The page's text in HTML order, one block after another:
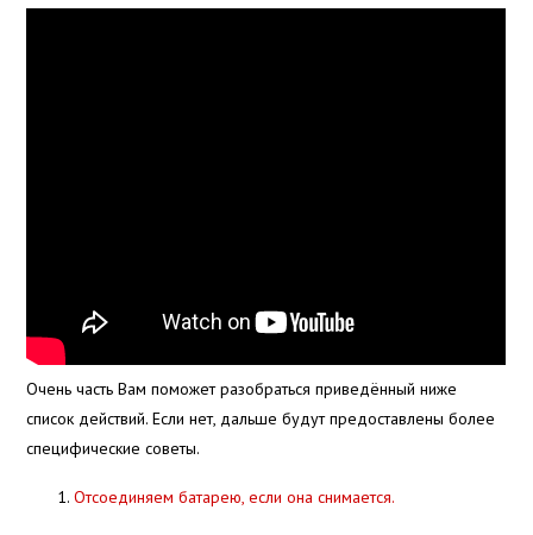
Очень часть Вам поможет разобраться приведённый ниже
список действий. Если нет, дальше будут предоставлены более
специфические советы.
Отсоединяем батарею, если она снимается.